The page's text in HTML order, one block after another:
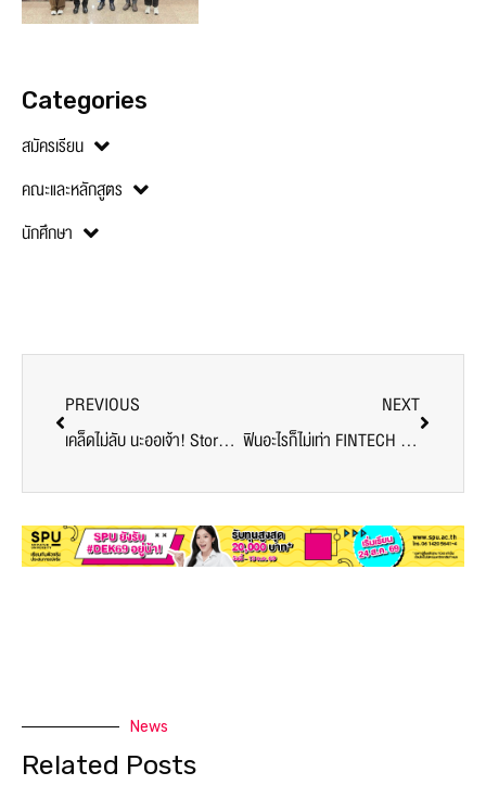
Categories
สมัครเรียน
คณะและหลักสูตร
นักศึกษา
PREVIOUS
เคล็ดไม่ลับ นะออเจ้า! Story สร้าง Brand “100 แรงบันดาลใจ ฤา จะสู้ 1 ลงมือทำ” โดย ต้น – ธนพันธ์ วงศ์ชินศรี Penguin Eat Shabu @คณะบริหารธุรกิจ SPU
NEXT
ฟินอะไรก็ไม่เท่า FINTECH …เรื่องใกล้ตัวที่ต้องรู้ @Power of Innovative Young Entrepreneurs
News
Related Posts